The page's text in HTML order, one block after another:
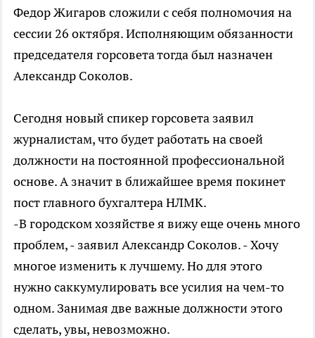
Федор Жигаров сложили с себя полномочия на
сессии 26 октября. Исполняющим обязанности
председателя горсовета тогда был назначен
Александр Соколов.
Сегодня новый спикер горсовета заявил
журналистам, что будет работать на своей
должности на постоянной профессиональной
основе. А значит в ближайшее время покинет
пост главного бухгалтера НЛМК.
-В городском хозяйстве я вижу еще очень много
проблем, - заявил Александр Соколов. - Хочу
многое изменить к лучшему. Но для этого
нужно саккумулировать все усилия на чем-то
одном. Занимая две важные должности этого
сделать, увы, невозможно.